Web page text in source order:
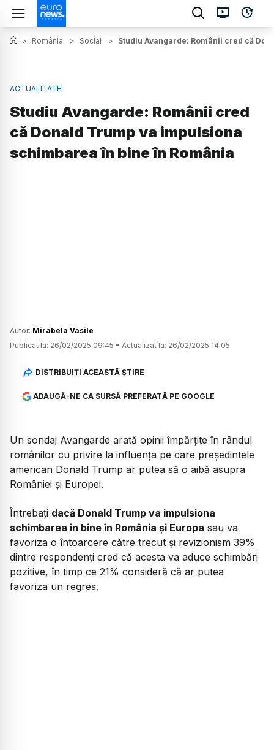
> România > Social > Studiu Avangarde: Românii cred că
ACTUALITATE
Studiu Avangarde: Românii cred
că Donald Trump va impulsiona
schimbarea în bine în România
Autor: Mirabela Vasile
Publicat la: 26/02/2025 09:45 • Actualizat la: 26/02/2025 14:05
DISTRIBUIȚI ACEASTĂ ȘTIRE
ADAUGĂ-NE CA SURSĂ PREFERATĂ PE GOOGLE
Un sondaj Avangarde arată opinii împărțite în rândul
românilor cu privire la influența pe care președintele
american Donald Trump ar putea să o aibă asupra
României și Europei.
Întrebați dacă Donald Trump va impulsiona
schimbarea în bine în România și Europa sau va
favoriza o întoarcere către trecut și revizionism 39%
dintre respondenți cred că acesta va aduce schimbări
pozitive, în timp ce 21% consideră că ar putea
favoriza un regres.